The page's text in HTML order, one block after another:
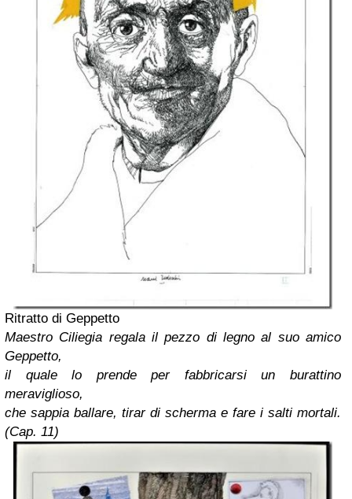
Ritratto di Geppetto
Maestro Ciliegia regala il pezzo di legno al suo amico
Geppetto,
il quale lo prende per fabbricarsi un burattino
meraviglioso,
che sappia ballare, tirar di scherma e fare i salti mortali.
(Cap. 11)